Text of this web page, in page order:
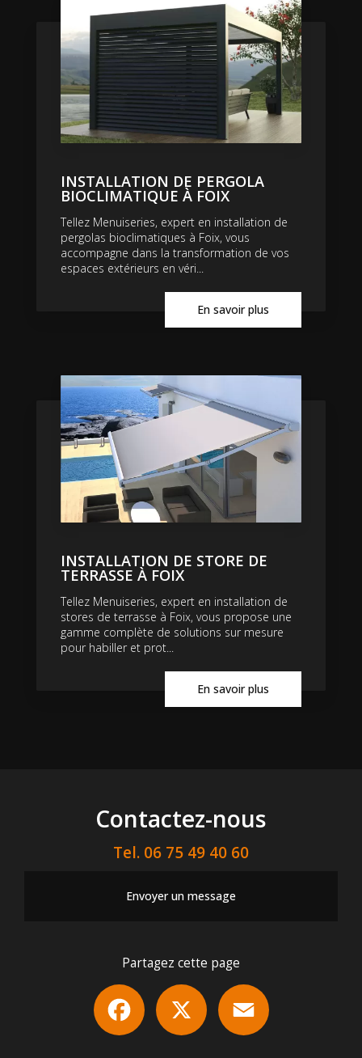
INSTALLATION DE PERGOLA
BIOCLIMATIQUE À FOIX
Tellez Menuiseries, expert en installation de
pergolas bioclimatiques à Foix, vous
accompagne dans la transformation de vos
espaces extérieurs en véri...
En savoir plus
INSTALLATION DE STORE DE
TERRASSE À FOIX
Tellez Menuiseries, expert en installation de
stores de terrasse à Foix, vous propose une
gamme complète de solutions sur mesure
pour habiller et prot...
En savoir plus
Contactez-nous
Tel. 06 75 49 40 60
Envoyer un message
Partagez cette page
Facebook